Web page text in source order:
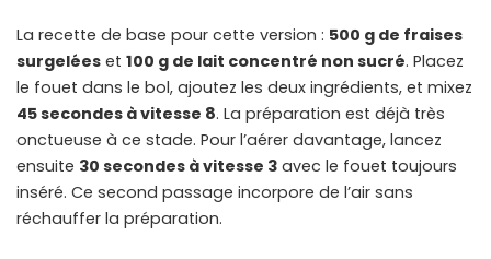
La recette de base pour cette version : 500 g de fraises
surgelées et 100 g de lait concentré non sucré. Placez
le fouet dans le bol, ajoutez les deux ingrédients, et mixez
45 secondes à vitesse 8. La préparation est déjà très
onctueuse à ce stade. Pour l’aérer davantage, lancez
ensuite 30 secondes à vitesse 3 avec le fouet toujours
inséré. Ce second passage incorpore de l’air sans
réchauffer la préparation.